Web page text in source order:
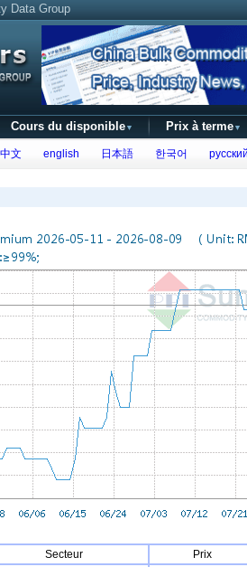
Data Group
Cours du disponible ▼ Prix à terme ▼
中文 english 日本語 한국어
Secteur
Prix